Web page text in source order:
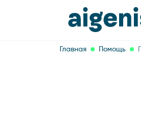
Главная Помощь